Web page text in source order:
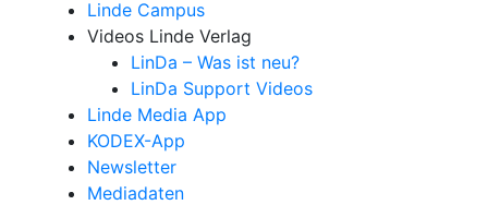
Linde Campus
Videos Linde Verlag
LinDa – Was ist neu?
LinDa Support Videos
Linde Media App
KODEX-App
Newsletter
Mediadaten